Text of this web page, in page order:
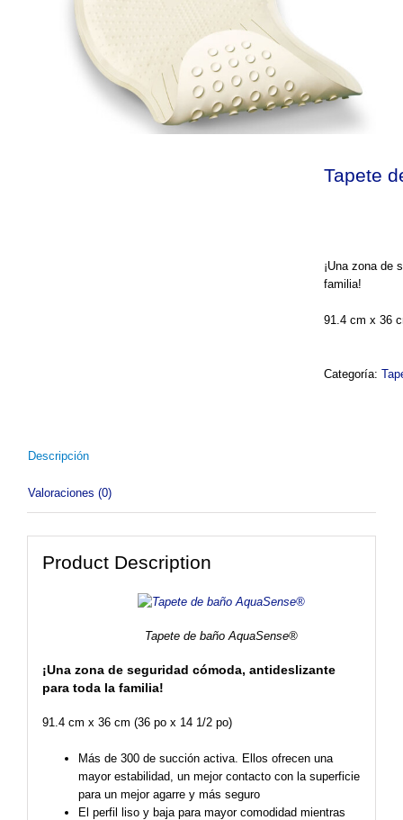
Tapete
¡Una zona de
familia!
91.4 cm x 36
Categoría:
Descripción
Valoraciones (0)
Product Description
Tapete de baño AquaSense®
¡Una zona de seguridad cómoda, antideslizante
para toda la familia!
91.4 cm x 36 cm (36 po x 14 1/2 po)
Más de 300 de succión activa. Ellos ofrecen una
mayor estabilidad, un mejor contacto con la superficie
para un mejor agarre y más seguro
El perfil liso y baja para mayor comodidad mientras